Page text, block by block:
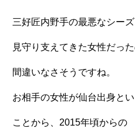
三好匠内野手の最悪なシー
見守り支えてきた女性だった
間違いなさそうですね。
お相手の女性が仙台出身とい
ことから、2015年頃からの